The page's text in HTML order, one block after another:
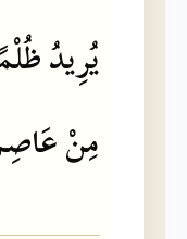
يُرِيدُ
مِنْ